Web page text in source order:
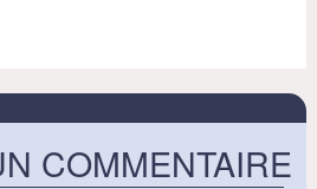
COMMENTAIRE